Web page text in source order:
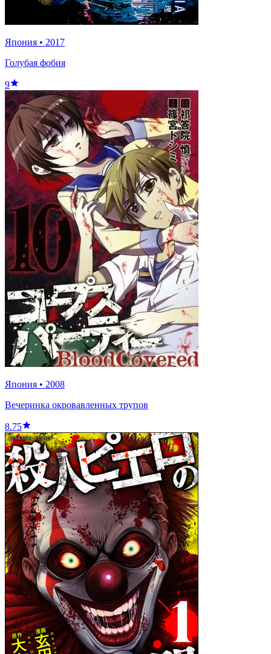
Япония • 2017
Голубая фобия
9
Япония • 2008
Вечеринка окровавленных трупов
8.75